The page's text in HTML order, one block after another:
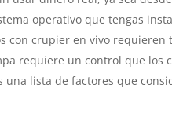
operativo que tengas
con crupier en vivo
requiere un control que los
una lista de factores que